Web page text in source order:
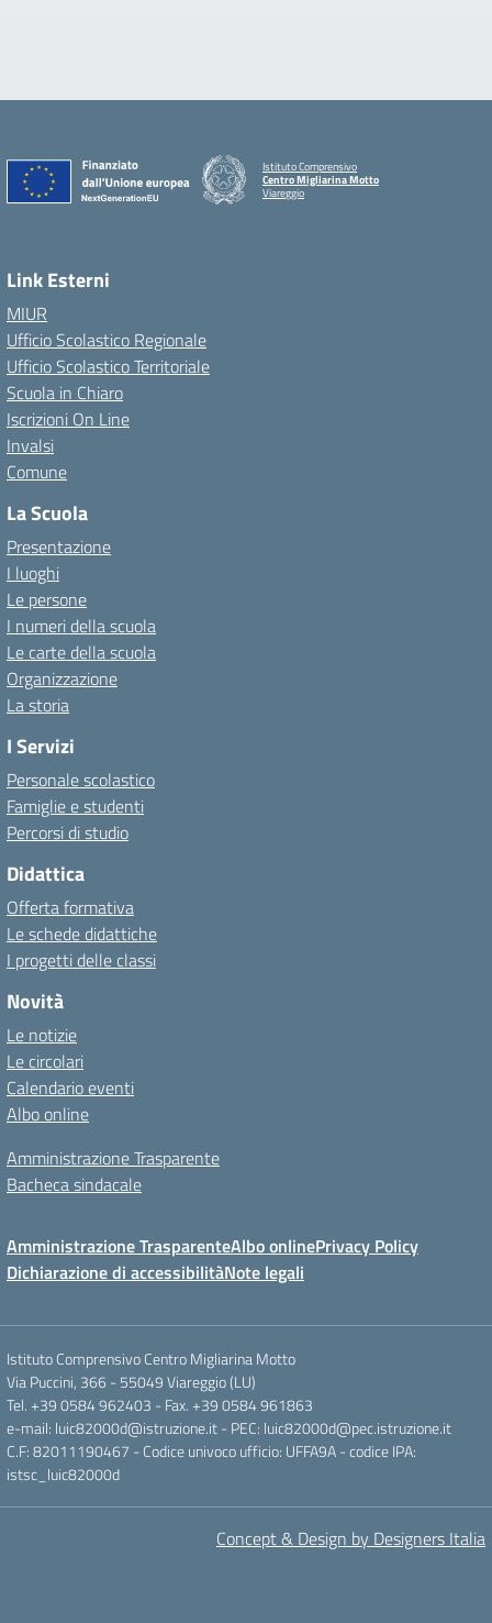
Istituto Comprensivo
Centro Migliarina Motto
Viareggio
Link Esterni
MIUR
Ufficio Scolastico Regionale
Ufficio Scolastico Territoriale
Scuola in Chiaro
Iscrizioni On Line
Invalsi
Comune
La Scuola
Presentazione
I luoghi
Le persone
I numeri della scuola
Le carte della scuola
Organizzazione
La storia
I Servizi
Personale scolastico
Famiglie e studenti
Percorsi di studio
Didattica
Offerta formativa
Le schede didattiche
I progetti delle classi
Novità
Le notizie
Le circolari
Calendario eventi
Albo online
Amministrazione Trasparente
Bacheca sindacale
Amministrazione TrasparenteAlbo onlinePrivacy Policy
Dichiarazione di accessibilitàNote legali
Istituto Comprensivo Centro Migliarina Motto
Via Puccini, 366 - 55049 Viareggio (LU)
Tel. +39 0584 962403 - Fax. +39 0584 961863
e-mail: luic82000d@istruzione.it - PEC: luic82000d@pec.istruzione.it
C.F: 82011190467 - Codice univoco ufficio: UFFA9A - codice IPA:
istsc_luic82000d
Concept & Design by Designers Italia